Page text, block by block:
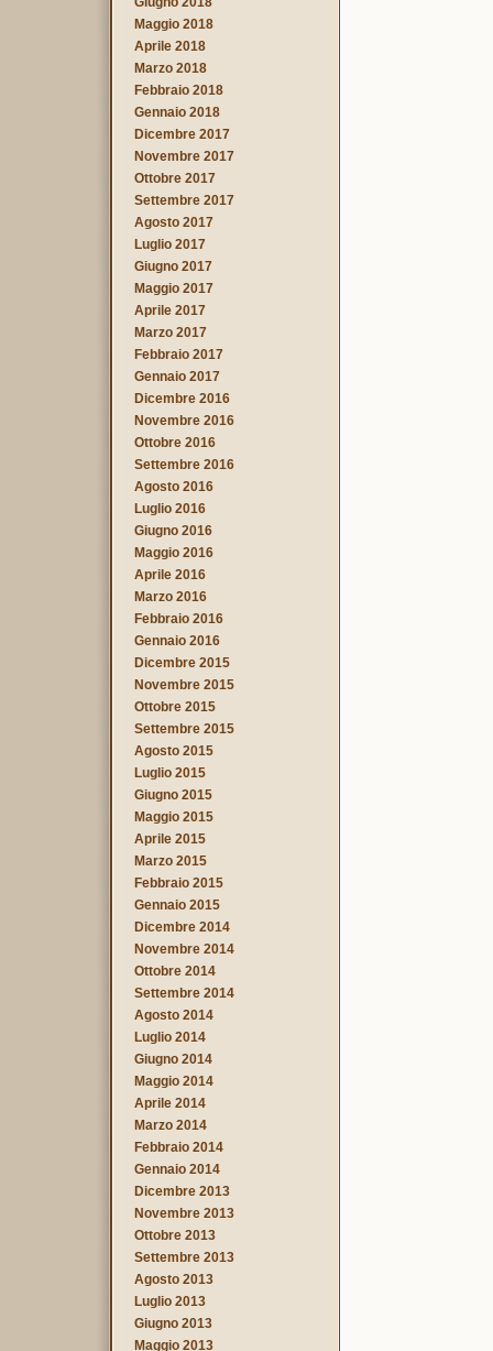
Maggio 2018
Aprile 2018
Marzo 2018
Febbraio 2018
Gennaio 2018
Dicembre 2017
Novembre 2017
Ottobre 2017
Settembre 2017
Agosto 2017
Luglio 2017
Giugno 2017
Maggio 2017
Aprile 2017
Marzo 2017
Febbraio 2017
Gennaio 2017
Dicembre 2016
Novembre 2016
Ottobre 2016
Settembre 2016
Agosto 2016
Luglio 2016
Giugno 2016
Maggio 2016
Aprile 2016
Marzo 2016
Febbraio 2016
Gennaio 2016
Dicembre 2015
Novembre 2015
Ottobre 2015
Settembre 2015
Agosto 2015
Luglio 2015
Giugno 2015
Maggio 2015
Aprile 2015
Marzo 2015
Febbraio 2015
Gennaio 2015
Dicembre 2014
Novembre 2014
Ottobre 2014
Settembre 2014
Agosto 2014
Luglio 2014
Giugno 2014
Maggio 2014
Aprile 2014
Marzo 2014
Febbraio 2014
Gennaio 2014
Dicembre 2013
Novembre 2013
Ottobre 2013
Settembre 2013
Agosto 2013
Luglio 2013
Giugno 2013
Maggio 2013